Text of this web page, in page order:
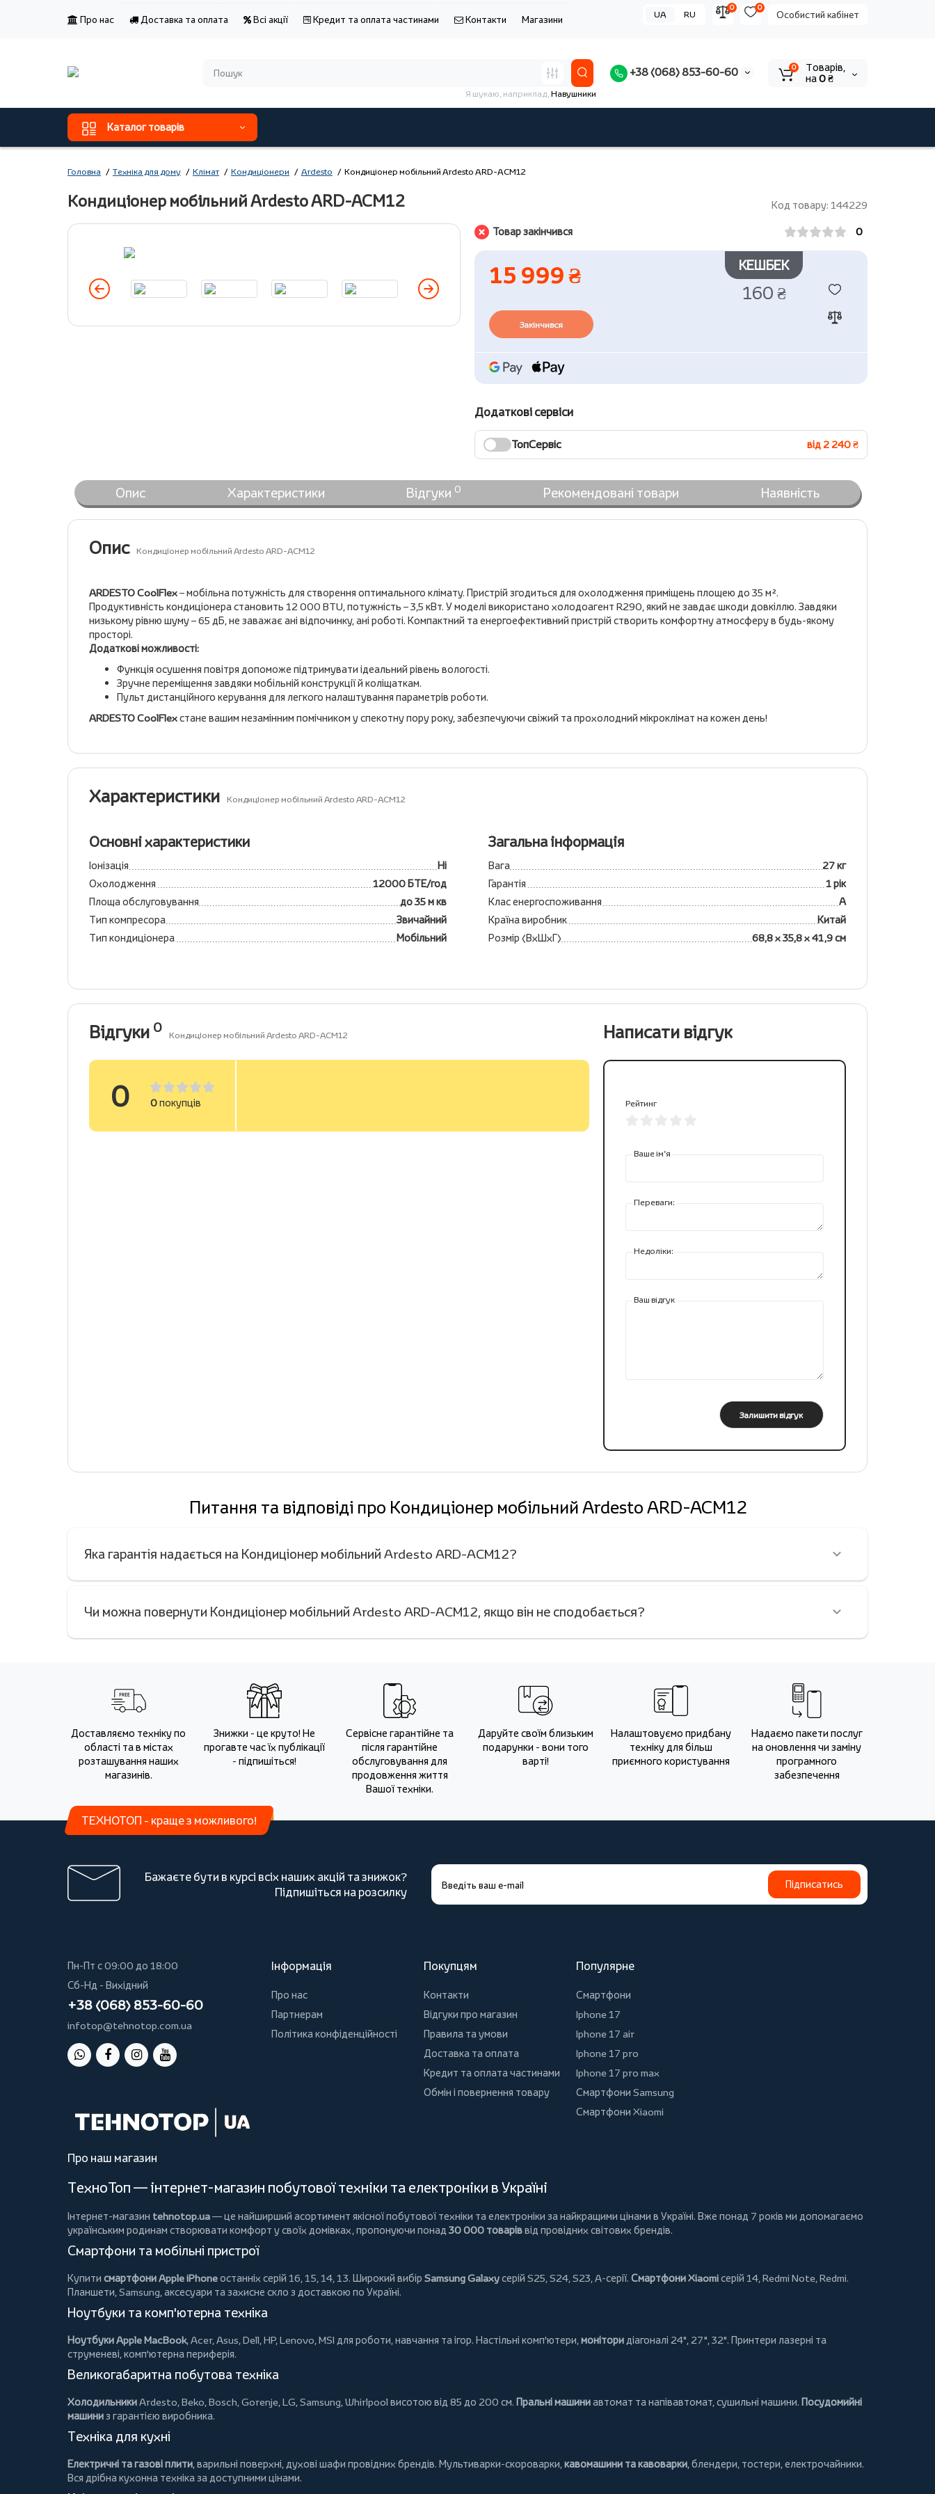
Про нас Доставка та оплата Всі акції Кредит та оплата частинами Контакти Магазини Особистий кабінет
0
0
UA RU
+38 (068) 853-60-60
Я шукаю, наприклад,Навушники
0
Tоварів,
на0 ₴
Каталог товарів
Головна Техніка для дому Клімат Кондиціонери Ardesto Кондиціонер мобільний Ardesto ARD-ACM12
Код товару: 144229
Кондиціонер мобільний Ardesto ARD-ACM12
Товар закінчився 0
15 999 ₴ КЕШБЕК
160 ₴
Закінчився
Додаткові сервіси
ТопСервіс від 2 240 ₴
Опис Характеристики Відгуки 0 Рекомендовані товари Наявність
Опис Кондиціонер мобільний Ardesto ARD-ACM12
ARDESTO CoolFlex– мобільна потужність для створення оптимального клімату. Пристрій згодиться для охолодження приміщень площею до 35 м².
Продуктивність кондиціонера становить 12 000 BTU, потужність – 3,5 кВт. У моделі використано холодоагент R290, який не завдає шкоди довкіллю. Завдяки
низькому рівню шуму – 65 дБ, не заважає ані відпочинку, ані роботі. Компактний та енергоефективний пристрій створить комфортну атмосферу в будь-якому
просторі.
Додаткові можливості:
Функція осушення повітря допоможе підтримувати ідеальний рівень вологості.
Зручне переміщення завдяки мобільній конструкції й коліщаткам.
Пульт дистанційного керування для легкого налаштування параметрів роботи.
ARDESTO CoolFlexстане вашим незамінним помічником у спекотну пору року, забезпечуючи свіжий та прохолодний мікроклімат на кожен день!
Характеристики Кондиціонер мобільний Ardesto ARD-ACM12
Основні характеристики
Іонізація
Ні
Охолодження
12000 БТЕ/год
Площа обслуговування
до 35 м кв
Тип компресора
Звичайний
Тип кондиціонера
Мобільний
Загальна інформація
Вага
27 кг
Гарантія
1 рік
Клас енергоспоживання
А
Країна виробник
Китай
Розмір (ВхШхГ)
68,8 x 35,8 x 41,9 см
Відгуки 0 Кондиціонер мобільний Ardesto ARD-ACM12
0 0покупців
Написати відгук
Рейтинг
Ваше ім’я
Переваги:
Недоліки:
Ваш відгук
Залишити відгук
Питання та відповіді про Кондиціонер мобільний Ardesto ARD-ACM12
Яка гарантія надається на Кондиціонер мобільний Ardesto ARD-ACM12?
Чи можна повернути Кондиціонер мобільний Ardesto ARD-ACM12, якщо він не сподобається?
Доставляємо техніку по
області та в містах
розташування наших
магазинів.
Знижки - це круто! Не
прогавте час їх публікації
- підпишіться!
Сервісне гарантійне та
після гарантійне
обслуговування для
продовження життя
Вашої техніки.
Даруйте своїм близьким
подарунки - вони того
варті!
Налаштовуємо придбану
техніку для більш
приємного користування
Надаємо пакети послуг
на оновлення чи заміну
програмного
забезпечення
ТЕХНОТОП - краще з можливого!
Бажаєте бути в курсі всіх наших акцій та знижок?
Підпишіться на розсилку
Підписатись
Пн-Пт с 09:00 до 18:00
Сб-Нд - Вихідний
+38 (068) 853-60-60
infotop@tehnotop.com.ua
Інформація
Про нас
Партнерам
Політика конфіденційності
Покупцям
Контакти
Відгуки про магазин
Правила та умови
Доставка та оплата
Кредит та оплата частинами
Обмін і повернення товару
Популярне
Смартфони
Iphone 17
Iphone 17 air
Iphone 17 pro
Iphone 17 pro max
Смартфони Samsung
Смартфони Xiaomi
Про наш магазин
ТехноТоп — інтернет-магазин побутової техніки та електроніки в Україні
Інтернет-магазин tehnotop.ua— це найширший асортимент якісної побутової техніки та електроніки за найкращими цінами в Україні. Вже понад 7 років ми допомагаємо
українським родинам створювати комфорт у своїх домівках, пропонуючи понад 30 000 товаріввід провідних світових брендів.
Смартфони та мобільні пристрої
Купити смартфони Apple iPhoneостанніх серій 16, 15, 14, 13. Широкий вибір Samsung Galaxyсерій S25, S24, S23, A-серії. Смартфони Xiaomiсерій 14, Redmi Note, Redmi.
Планшети, Samsung, аксесуари тазахисне скло з доставкою по Україні.
Ноутбуки та комп'ютерна техніка
Ноутбуки Apple MacBook,Acer,Asus,Dell,HP,Lenovo,MSI для роботи, навчання та ігор. Настільні комп'ютери,моніторидіагоналі 24", 27", 32". Принтери лазерні та
струменеві, комп'ютерна периферія.
Великогабаритна побутова техніка
ХолодильникиArdesto,Beko,Bosch,Gorenje,LG,Samsung,Whirlpool висотою від 85 до 200 см. Пральні машиниавтомат та напівавтомат,сушильні машини. Посудомийні
машиниз гарантією виробника.
Техніка для кухні
Електричні та газові плити, варильні поверхні, духові шафи провідних брендів. Мультиварки-скороварки,кавомашини та кавоварки,блендери, тостери,електрочайники.
Вся дрібна кухонна техніка за доступними цінами.